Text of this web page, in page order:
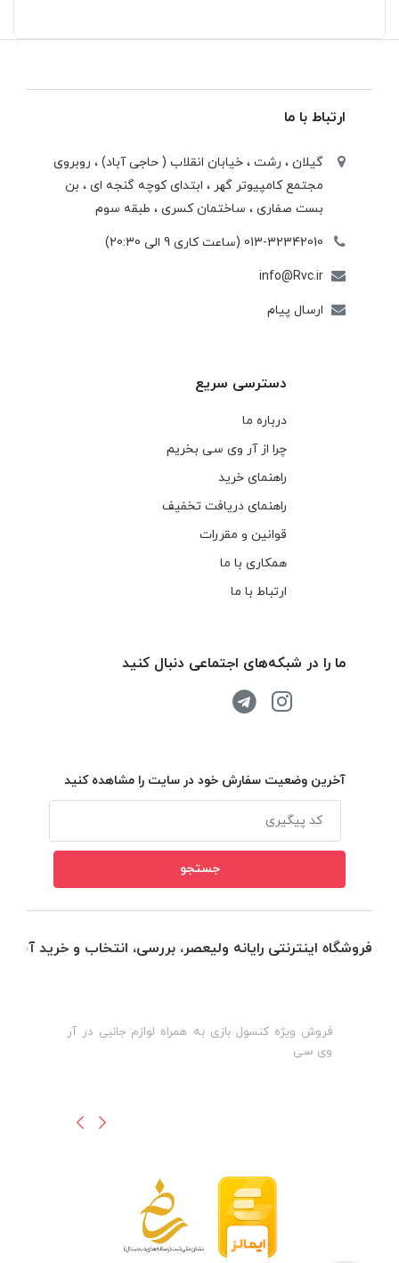
ارتباط با ما
گیلان ، رشت ، خيابان انقلاب ( حاجی آباد) ، روبروی
مجتمع كامپيوتر گهر ، ابتدای كوچه گنجه ای ، بن
بست صفاری ، ساختمان كسری ، طبقه سوم
013-32342010 (ساعت کاری 9 الی 20:30)
info@Rvc.ir
ارسال پیام
دسترسی سریع
درباره ما
چرا از آر وی سی بخریم
راهنمای خرید
راهنمای دریافت تخفیف
قوانین و مقررات
همکاری با ما
ارتباط با ما
ما را در شبکه‌های اجتماعی دنبال کنید
آخرین وضعیت سفارش خود در سایت را مشاهده کنید
فروشگاه اینترنتی رایانه ولیعصر، بررسی، انتخاب و خرید
فروش ویژه کنسول بازی به همراه لوازم جانبی در آر
وی سی